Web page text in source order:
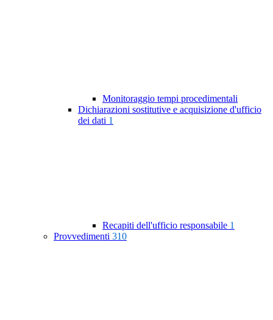
Monitoraggio tempi procedimentali
Dichiarazioni sostitutive e acquisizione d'ufficio
dei dati 1
Recapiti dell'ufficio responsabile 1
Provvedimenti 310